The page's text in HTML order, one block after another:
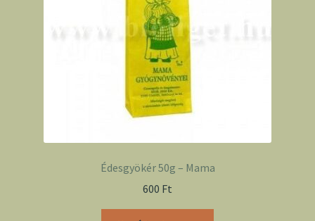
Édesgyökér 50g – Mama
600 Ft